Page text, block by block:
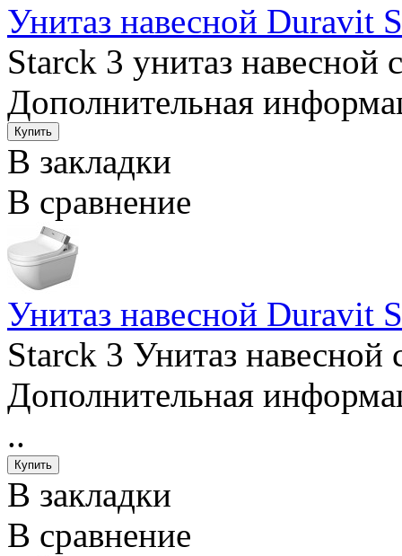
Унитаз навесной Duravit
Starck 3 унитаз
Дополнительная
В закладки
В сравнение
Унитаз навесной Duravit
Starck 3 Унитаз
Дополнительная
..
В закладки
В сравнение